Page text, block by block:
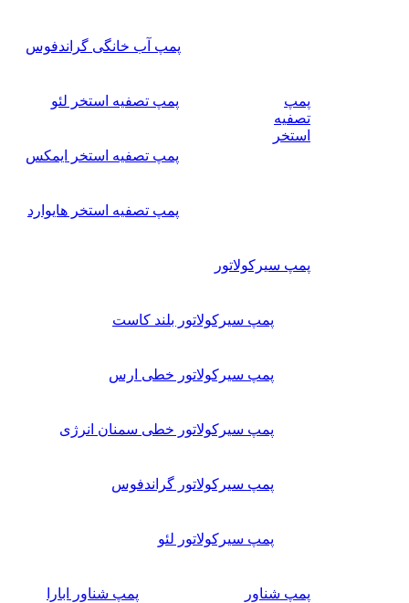
پمپ آب خانگی گراندفوس
پمپ
تصفیه
استخر
پمپ تصفیه استخر لئو
پمپ تصفیه استخر ایمکس
پمپ تصفیه استخر هایوارد
پمپ سیرکولاتور
پمپ سیرکولاتور بلند کاست
پمپ سیرکولاتور خطی ارس
پمپ سیرکولاتور خطی سمنان انرژی
پمپ سیرکولاتور گراندفوس
پمپ سیرکولاتور لئو
پمپ شناور پمپ شناور ابارا